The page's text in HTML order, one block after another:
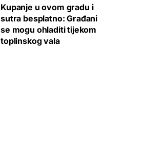
Kupanje u ovom gradu i
sutra besplatno: Građani
se mogu ohladiti tijekom
toplinskog vala